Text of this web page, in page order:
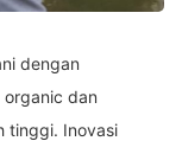
dengan
organic dan
tinggi. Inovasi